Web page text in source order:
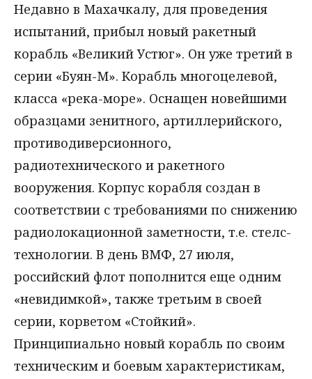
Недавно в Махачкалу, для проведения
испытаний, прибыл новый ракетный
корабль «Великий Устюг». Он уже третий в
серии «Буян-М». Корабль многоцелевой,
класса «река-море». Оснащен новейшими
образцами зенитного, артиллерийского,
противодиверсионного,
радиотехнического и ракетного
вооружения. Корпус корабля создан в
соответствии с требованиями по снижению
радиолокационной заметности, т.е. стелс-
технологии. В день ВМФ, 27 июля,
российский флот пополнится еще одним
«невидимкой», также третьим в своей
серии, корветом «Стойкий».
Принципиально новый корабль по своим
техническим и боевым характеристикам,